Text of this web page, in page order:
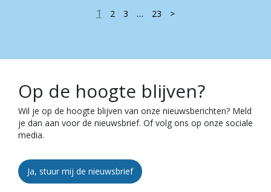
1 2 3 … 23 >
Op de hoogte blijven?
Wil je op de hoogte blijven van onze nieuwsberichten? Meld
je dan aan voor de nieuwsbrief. Of volg ons op onze sociale
media.
Ja, stuur mij de nieuwsbrief